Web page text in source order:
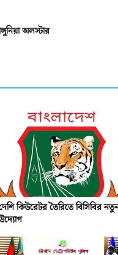
অলস্টার
কিউরেটর তৈরিতে বিসিবির